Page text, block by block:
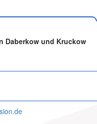
Daberkow und Kruckow